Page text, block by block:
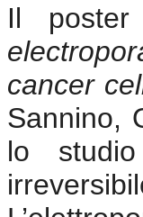
Il
cancer
Sannino,
lo studio